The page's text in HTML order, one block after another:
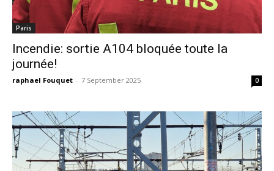
Paris
Incendie: sortie A104 bloquée toute la
journée!
raphael Fouquet - 7 September 2025 0